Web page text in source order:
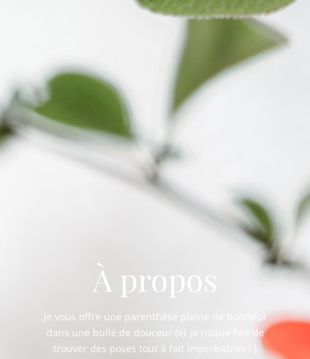
À propos
Je vous offre une parenthèse pleine de bonheur
dans une bulle de douceur (et je risque fort de
trouver des poses tout à fait improbables ! )